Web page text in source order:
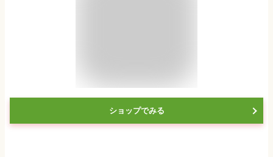
ショップでみる